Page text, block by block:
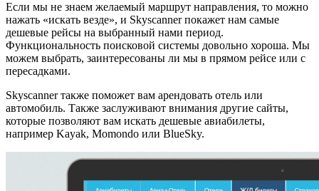
Если мы не знаем желаемый маршрут направления, то можно
нажать «искать везде», и Skyscanner покажет нам самые
дешевые рейсы на выбранный нами период.
Функциональность поисковой системы довольно хороша. Мы
можем выбрать, заинтересованы ли мы в прямом рейсе или с
пересадками.
Skyscanner также поможет вам арендовать отель или
автомобиль. Также заслуживают внимания другие сайты,
которые позволяют вам искать дешевые авиабилеты,
например Kayak, Momondo или BlueSky.